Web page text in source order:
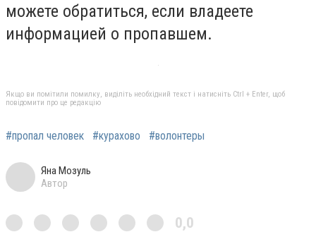
можете обратиться, если владеете
информацией о пропавшем.
Якщо ви помітили помилку, виділіть необхідний текст і натисніть Ctrl + Enter, щоб
повідомити про це редакцію
#пропал человек #курахово #волонтеры
Яна Мозуль
Автор
0,0